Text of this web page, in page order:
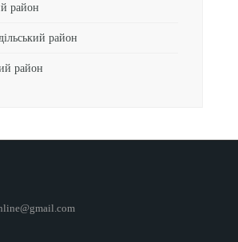
район
район
район